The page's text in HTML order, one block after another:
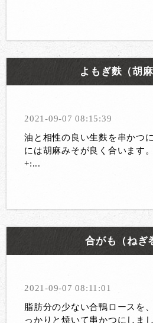
よもぎ麩（胡麻
2021-09-07 08:15:39
油と相性の良い生麩を串かつ
には胡麻みそが良く合います
+:...
合がも（ねぎ
2021-09-07 08:11:01
脂肪分の少ない合鴨ロースを
っかりと焼いて串かつにしま